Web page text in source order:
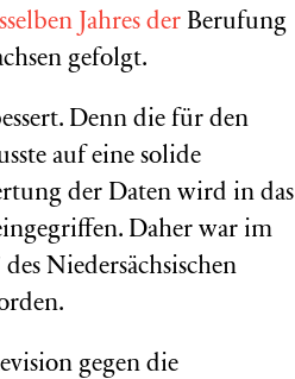
Jahres der Berufung
gefolgt.
Denn die für den
auf eine solide
der Daten wird in das
Daher war im
des Niedersächsischen
gegen die